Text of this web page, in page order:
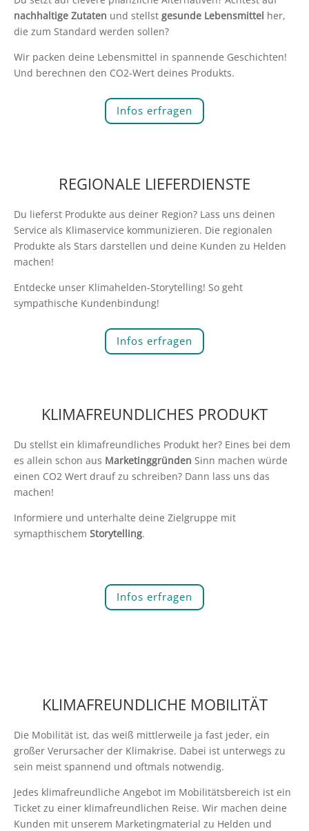
nachhaltige Zutaten und stellst gesunde Lebensmittel her,
die zum Standard werden sollen?
Wir packen deine Lebensmittel in spannende Geschichten!
Und berechnen den CO2-Wert deines Produkts.
Infos erfragen
REGIONALE LIEFERDIENSTE
Du lieferst Produkte aus deiner Region? Lass uns deinen
Service als Klimaservice kommunizieren. Die regionalen
Produkte als Stars darstellen und deine Kunden zu Helden
machen!
Entdecke unser Klimahelden-Storytelling! So geht
sympathische Kundenbindung!
Infos erfragen
KLIMAFREUNDLICHES PRODUKT
Du stellst ein klimafreundliches Produkt her? Eines bei dem
es allein schon aus Marketinggründen Sinn machen würde
einen CO2 Wert drauf zu schreiben? Dann lass uns das
machen!
Informiere und unterhalte deine Zielgruppe mit
symapthischem Storytelling.
Infos erfragen
KLIMAFREUNDLICHE MOBILITÄT
Die Mobilität ist, das weiß mittlerweile ja fast jeder, ein
großer Verursacher der Klimakrise. Dabei ist unterwegs zu
sein meist spannend und oftmals notwendig.
Jedes klimafreundliche Angebot im Mobilitätsbereich ist ein
Ticket zu einer klimafreundlichen Reise. Wir machen deine
Kunden mit unserem Marketingmaterial zu Helden und